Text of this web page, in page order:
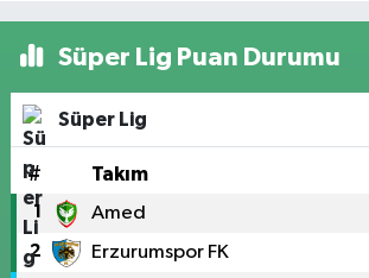
Süper Lig Puan Durumu
Süper Lig
# Takım
1 Amed
2 Erzurumspor FK